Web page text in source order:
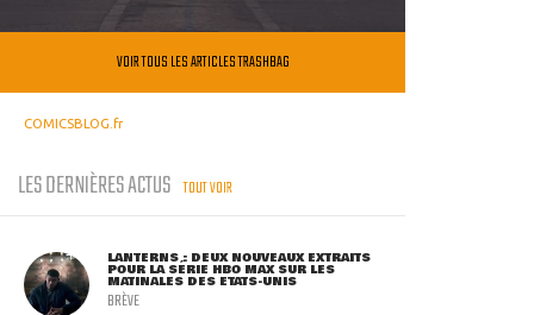
VOIR TOUS LES ARTICLES TRASHBAG
COMICSBLOG.fr
LES DERNIÈRES ACTUS TOUT VOIR
LANTERNS : DEUX NOUVEAUX EXTRAITS
POUR LA SÉRIE HBO MAX SUR LES
MATINALES DES ETATS-UNIS
BRÈVE